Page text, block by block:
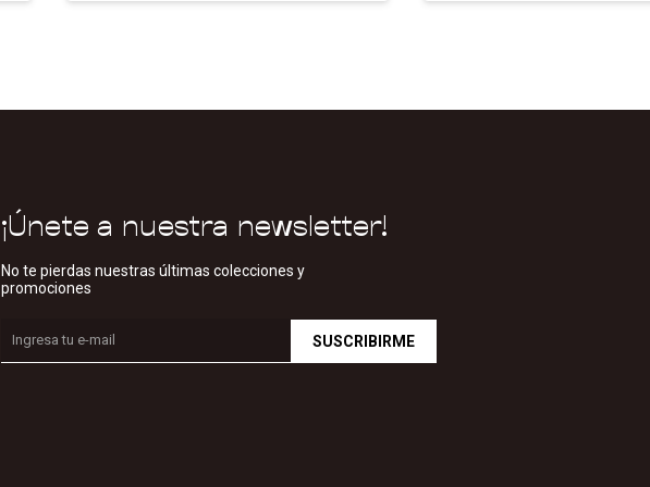
¡Únete a nuestra newsletter!
No te pierdas nuestras últimas colecciones y
promociones
SUSCRIBIRME